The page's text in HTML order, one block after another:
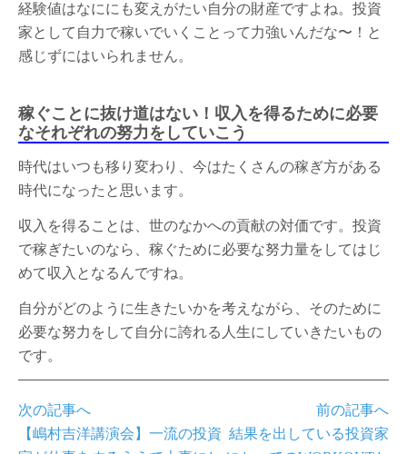
経験値はなににも変えがたい自分の財産ですよね。投資
家として自力で稼いでいくことって力強いんだな〜！と
感じずにはいられません。
稼ぐことに抜け道はない！収入を得るために必要
なそれぞれの努力をしていこう
時代はいつも移り変わり、今はたくさんの稼ぎ方がある
時代になったと思います。
収入を得ることは、世のなかへの貢献の対価です。投資
で稼ぎたいのなら、稼ぐために必要な努力量をしてはじ
めて収入となるんですね。
自分がどのように生きたいかを考えながら、そのために
必要な努力をして自分に誇れる人生にしていきたいもの
です。
前の記事へ
結果を出している投資家
次の記事へ
【嶋村吉洋講演会】一流の投資